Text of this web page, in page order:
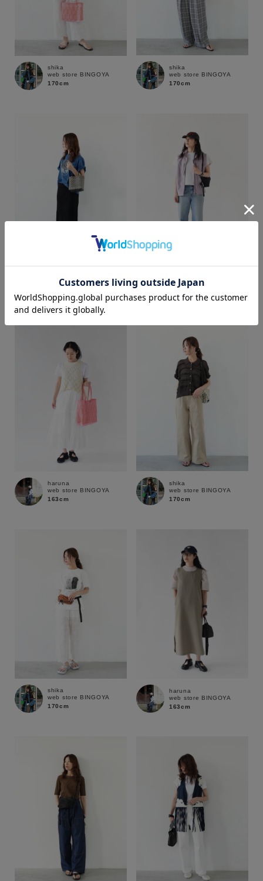
予約商品
WEB限定
在庫あり 在庫なし含む
shika
web store BINGOYA
170cm
shika
web store BINGOYA
170cm
web store BINGOYA
web store BINGOYA
haruna
web store BINGOYA
163cm
shika
web store BINGOYA
170cm
shika
web store BINGOYA
170cm
haruna
web store BINGOYA
163cm